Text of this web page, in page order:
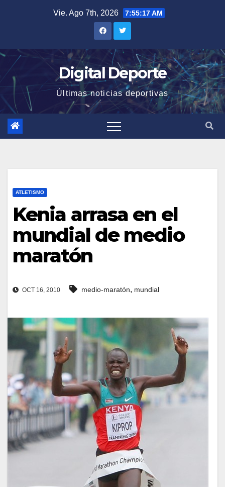
Vie. Ago 7th, 2026 7:55:17 AM
Digital Deporte
Últimas noticias deportivas
ATLETISMO
Kenia arrasa en el
mundial de medio
maratón
OCT 16, 2010 medio-maratón, mundial